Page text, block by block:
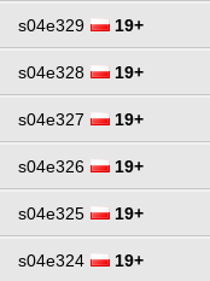
s04e329 19+
s04e328 19+
s04e327 19+
s04e326 19+
s04e325 19+
s04e324 19+